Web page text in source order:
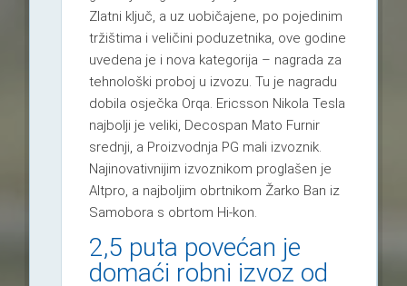
Zlatni ključ, a uz uobičajene, po pojedinim
tržištima i veličini poduzetnika, ove godine
uvedena je i nova kategorija – nagrada za
tehnološki proboj u izvozu. Tu je nagradu
dobila osječka Orqa. Ericsson Nikola Tesla
najbolji je veliki, Decospan Mato Furnir
srednji, a Proizvodnja PG mali izvoznik.
Najinovativnijim izvoznikom proglašen je
Altpro, a najboljim obrtnikom Žarko Ban iz
Samobora s obrtom Hi-kon.
2,5 puta povećan je
domaći robni izvoz od